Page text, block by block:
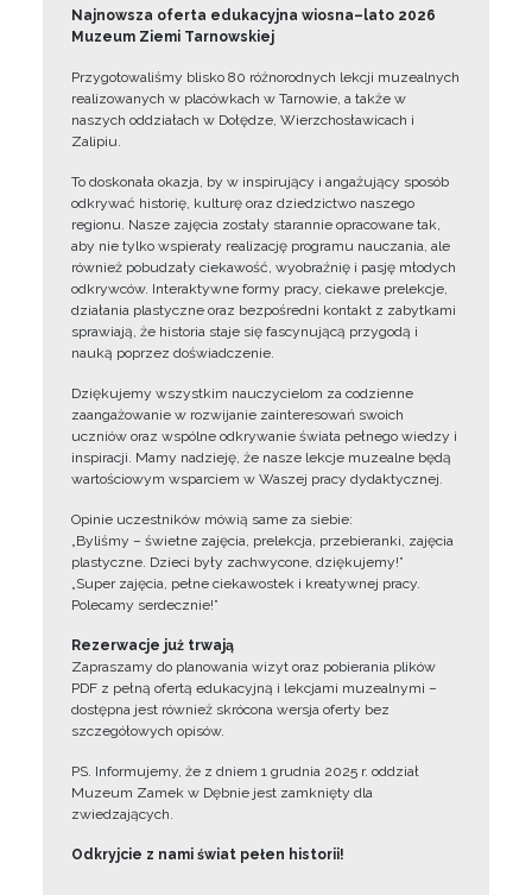
Najnowsza oferta edukacyjna wiosna–lato 2026
Muzeum Ziemi Tarnowskiej
Przygotowaliśmy blisko 80 różnorodnych lekcji muzealnych
realizowanych w placówkach w Tarnowie, a także w
naszych oddziałach w Dołędze, Wierzchosławicach i
Zalipiu.
To doskonała okazja, by w inspirujący i angażujący sposób
odkrywać historię, kulturę oraz dziedzictwo naszego
regionu. Nasze zajęcia zostały starannie opracowane tak,
aby nie tylko wspierały realizację programu nauczania, ale
również pobudzały ciekawość, wyobraźnię i pasję młodych
odkrywców. Interaktywne formy pracy, ciekawe prelekcje,
działania plastyczne oraz bezpośredni kontakt z zabytkami
sprawiają, że historia staje się fascynującą przygodą i
nauką poprzez doświadczenie.
Dziękujemy wszystkim nauczycielom za codzienne
zaangażowanie w rozwijanie zainteresowań swoich
uczniów oraz wspólne odkrywanie świata pełnego wiedzy i
inspiracji. Mamy nadzieję, że nasze lekcje muzealne będą
wartościowym wsparciem w Waszej pracy dydaktycznej.
Opinie uczestników mówią same za siebie:
„Byliśmy – świetne zajęcia, prelekcja, przebieranki, zajęcia
plastyczne. Dzieci były zachwycone, dziękujemy!”
„Super zajęcia, pełne ciekawostek i kreatywnej pracy.
Polecamy serdecznie!”
Rezerwacje już trwają
Zapraszamy do planowania wizyt oraz pobierania plików
PDF z pełną ofertą edukacyjną i lekcjami muzealnymi –
dostępna jest również skrócona wersja oferty bez
szczegółowych opisów.
PS. Informujemy, że z dniem 1 grudnia 2025 r. oddział
Muzeum Zamek w Dębnie jest zamknięty dla
zwiedzających.
Odkryjcie z nami świat pełen historii!